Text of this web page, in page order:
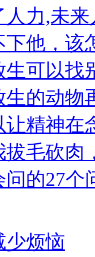
力,未
他，该
可以找
的动物
精神在
拔毛砍肉
的27个
少烦恼